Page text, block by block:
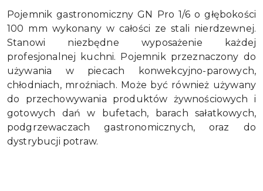
Pojemnik gastronomiczny GN Pro 1/6 o głębokości
100 mm wykonany w całości ze stali nierdzewnej.
Stanowi niezbędne wyposażenie każdej
profesjonalnej kuchni. Pojemnik przeznaczony do
używania w piecach konwekcyjno-parowych,
chłodniach, mroźniach. Może być również używany
do przechowywania produktów żywnościowych i
gotowych dań w bufetach, barach sałatkowych,
podgrzewaczach gastronomicznych, oraz do
dystrybucji potraw.